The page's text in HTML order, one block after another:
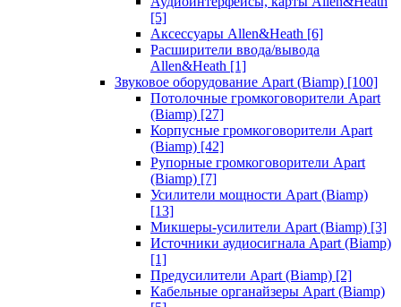
[5]
Аксессуары Allen&Heath [6]
Расширители ввода/вывода
Allen&Heath [1]
Звуковое оборудование Apart (Biamp) [100]
Потолочные громкоговорители Apart
(Biamp) [27]
Корпусные громкоговорители Apart
(Biamp) [42]
Рупорные громкоговорители Apart
(Biamp) [7]
Усилители мощности Apart (Biamp)
[13]
Микшеры-усилители Apart (Biamp) [3]
Источники аудиосигнала Apart (Biamp)
[1]
Предусилители Apart (Biamp) [2]
Кабельные органайзеры Apart (Biamp)